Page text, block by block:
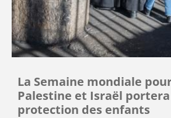
La Semaine mondiale
Palestine et Israël
protection des enfants